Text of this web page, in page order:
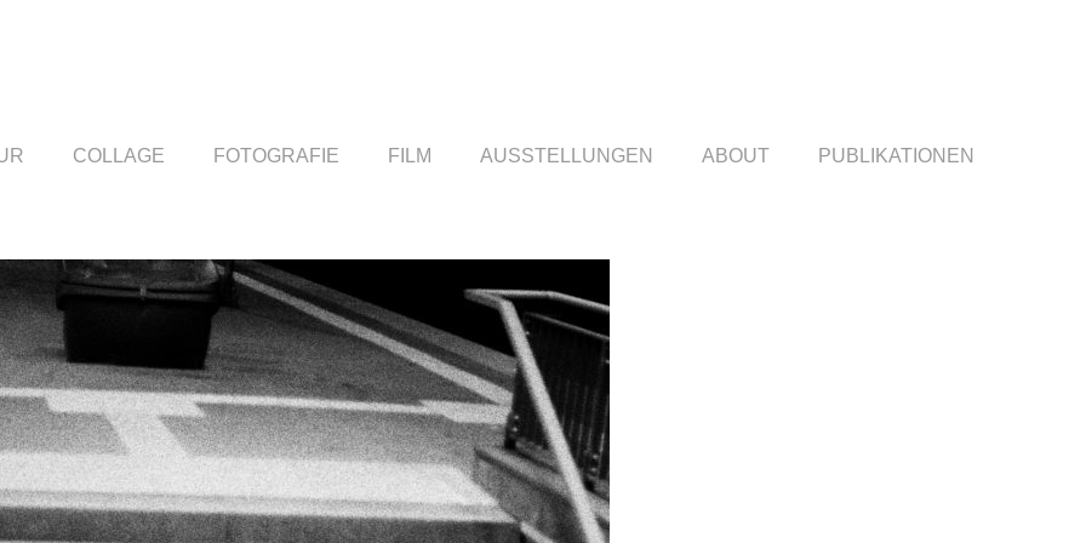
COLLAGE FOTOGRAFIE FILM AUSSTELLUNGEN ABOUT PUBLIKATIONEN